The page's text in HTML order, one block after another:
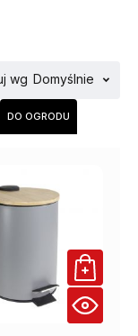
DO OGRODU
wg Domyślnie